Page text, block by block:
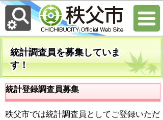
統計調査員を募集していま
す！
統計登録調査員募集
秩父市では統計調査員としてご登録いただ